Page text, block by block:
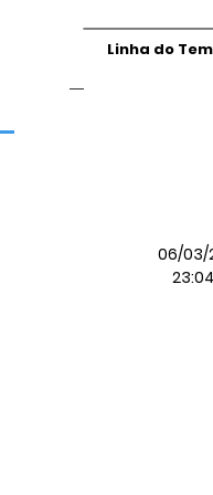
Linha do
06/03/
23:04